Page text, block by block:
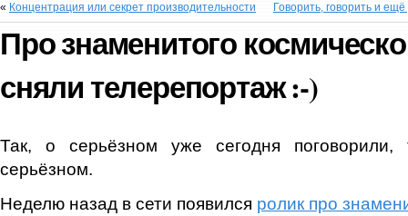
« Концентрация или секрет производительности Говорить, говорить и
Про знаменитого
сняли телерепортаж :-)
Так, о серьёзном уже сегодня
серьёзном.
Неделю назад в сети появился ролик про